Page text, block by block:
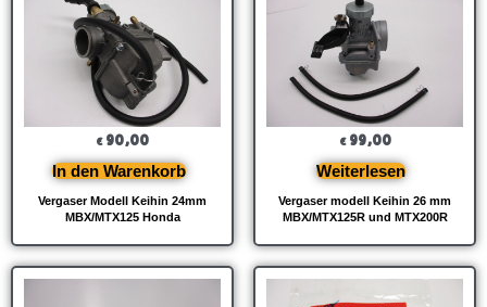
Vergaser Modell Keihin 24mm
MBX/MTX125 Honda
€ 90,00
In den Warenkorb
Vergaser modell Keihin 26 mm
MBX/MTX125R und MTX200R
€99,00
Weiterlesen